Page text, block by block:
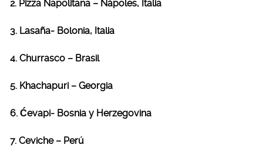
2. Pizza Napolitana – Nápoles, Italia
3. Lasaña- Bolonia, Italia
4. Churrasco – Brasil
5. Khachapuri – Georgia
6. Ćevapi- Bosnia y Herzegovina
7. Ceviche – Perú